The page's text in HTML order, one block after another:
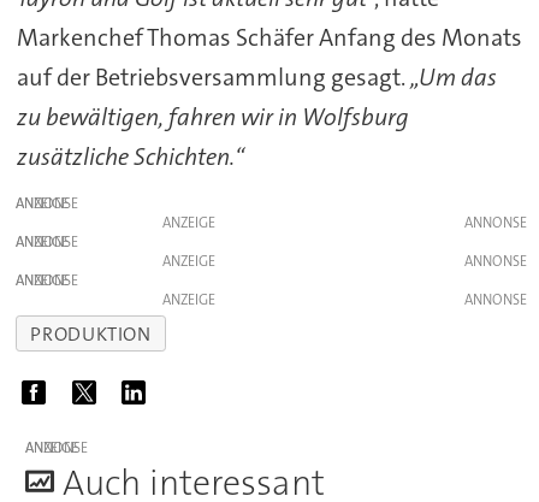
Markenchef Thomas Schäfer Anfang des Monats
auf der Betriebsversammlung gesagt.„Um das
zu bewältigen, fahren wir in Wolfsburg
zusätzliche Schichten.“
ANZEIGE
ANZEIGE
ANZEIGE
ANZEIGE
ANZEIGE
ANZEIGE
PRODUKTION
ANZEIGE
Auch interessant